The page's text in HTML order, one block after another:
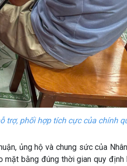
trợ, phối hợp tích cực của chính
ủng hộ và chung sức của
mặt bằng đúng thời gian quy định